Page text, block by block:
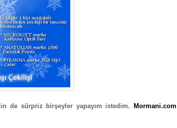
de sürpriz birşeyler yapayım istedim. Mormani.com